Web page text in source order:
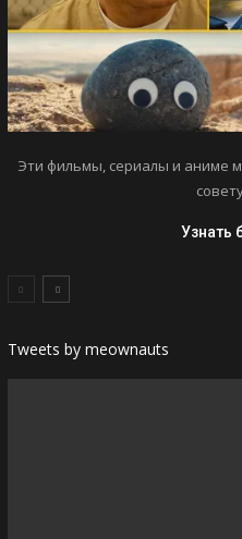
Эти фильмы, сериалы и аниме
Узнать
Tweets by meownauts